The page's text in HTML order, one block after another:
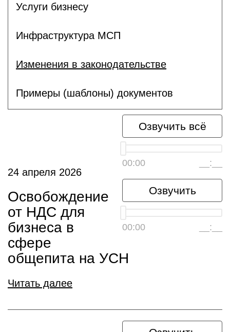
Услуги бизнесу
Инфраструктура МСП
Изменения в законодательстве
Примеры (шаблоны) документов
Озвучить всё
00:00 __:__
Озвучить
00:00 __:__
24 апреля 2026
Освобождение
от НДС для
бизнеса в
сфере
общепита на УСН
Читать далее